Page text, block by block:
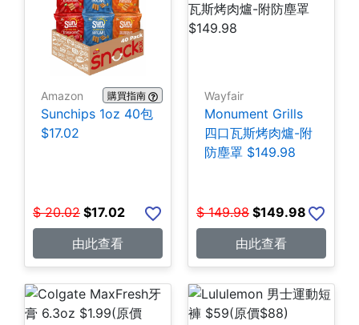
Amazon 購買指南
Sunchips 1oz 40包
$17.02
$ 20.02 $17.02
由此查看
Wayfair
Monument Grills
四口瓦斯烤肉爐-附
防塵罩 $149.98
$ 149.98 $149.98
由此查看